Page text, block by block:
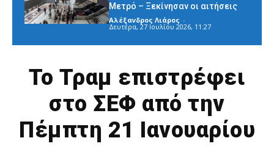
Μετρό – Ξεκίνησαν οι αιτήσεις
Αλέξανδρος Λιάρος -
Δευτέρα, 27 Ιουλίου 2026, 11:27
Το Τραμ επιστρέφει
στο ΣΕΦ από την
Πέμπτη 21 Ιανουαρίου